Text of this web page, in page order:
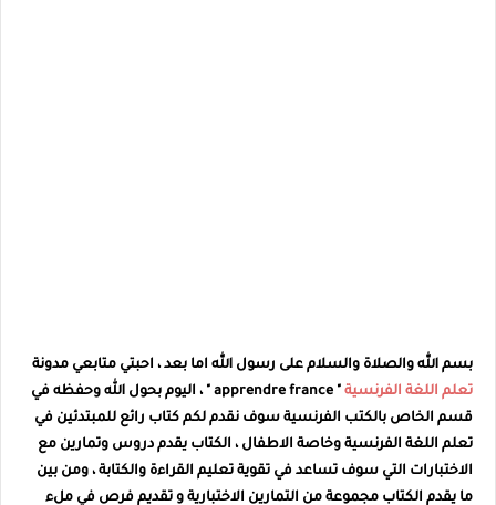
بسم الله والصلاة والسلام على رسول الله اما بعد ، احبتي متابعي مدونة
تعلم اللغة الفرنسية
" apprendre france " ، اليوم بحول الله وحفظه في
قسم الخاص بالكتب الفرنسية سوف نقدم لكم كتاب رائع للمبتدئين في
تعلم اللغة الفرنسية وخاصة الاطفال ، الكتاب يقدم دروس وتمارين مع
الاختبارات التي سوف تساعد في تقوية تعليم القراءة والكتابة ، ومن بين
ما يقدم الكتاب مجموعة من التمارين الاختبارية و تقديم فرص في ملء